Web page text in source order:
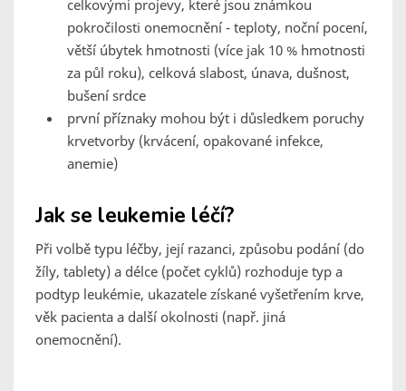
celkovými projevy, které jsou známkou
pokročilosti onemocnění - teploty, noční pocení,
větší úbytek hmotnosti (více jak 10 % hmotnosti
za půl roku), celková slabost, únava, dušnost,
bušení srdce
první příznaky mohou být i důsledkem poruchy
krvetvorby (krvácení, opakované infekce,
anemie)
Jak se leukemie léčí?
Při volbě typu léčby, její razanci, způsobu podání (do
žíly, tablety) a délce (počet cyklů) rozhoduje typ a
podtyp leukémie, ukazatele získané vyšetřením krve,
věk pacienta a další okolnosti (např. jiná
onemocnění).